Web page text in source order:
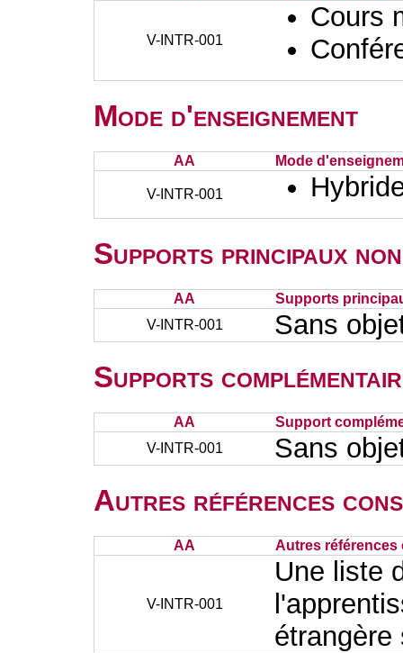
V-INTR-001
Cours
Mode d'enseignement
AA Mode
V-INTR-001
Supports principaux
AA
Supports
V-INTR-001
Sans
Supports
AA
Support
V-INTR-001
Sans
Autres références
AA Autres références
V-INTR-001
Une liste
étrangère